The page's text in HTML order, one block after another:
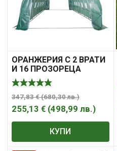
ОРАНЖЕРИЯ С 2 ВРАТИ
И 16 ПРОЗОРЕЦА
8.0*3.0*2.0m.
347,83€ (680,30лв.)
255,13 € (498,99 лв.)
КУПИ